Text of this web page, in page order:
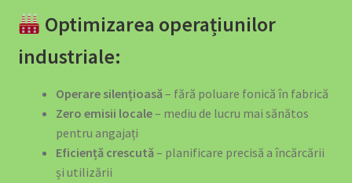
Cart
Cel mai bun Kit Curățare Auto 2025 – Ghid Complet de
Checkout
Company Information
Optimizarea operațiunilor
industriale:
Operare silențioasă – fără poluare fonică în fabrică
Zero emisii locale– mediu de lucru mai sănătos
pentru angajați
Eficiență crescută – planificare precisă a încărcării
și utilizării